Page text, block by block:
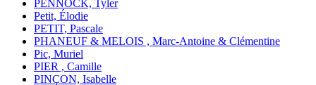
PENNOCK, Tyler
Petit, Élodie
PETIT, Pascale
PHANEUF & MELOIS , Marc-Antoine & Clémentine
Pic, Muriel
PIER , Camille
PINÇON, Isabelle